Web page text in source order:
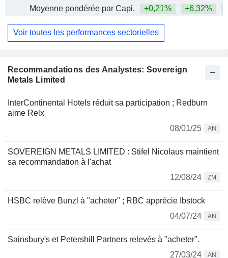
Recommandations des Analystes: Sovereign
Metals Limited
InterContinental Hotels réduit sa participation ; Redburn
aime Relx
08/01/25
AN
SOVEREIGN METALS LIMITED : Stifel Nicolaus maintient
sa recommandation à l'achat
12/08/24
ZM
HSBC relève Bunzl à "acheter" ; RBC apprécie Ibstock
04/07/24
AN
Sainsbury's et Petershill Partners relevés à "acheter".
27/03/24
AN
Moyenne pondérée par Capi.
+0,21% +6,32%
Voir toutes les performances sectorielles